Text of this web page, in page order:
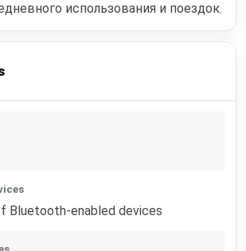
использования и поездок.
Bluetooth-enabled devices